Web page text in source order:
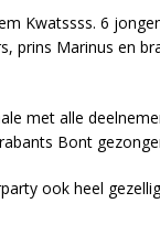
Kwatssss. 6
prins Marinus en
met alle
Bont
ook heel